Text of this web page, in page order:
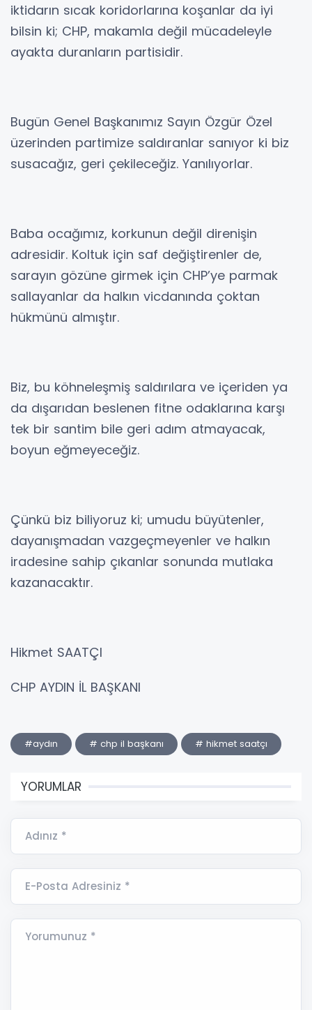
iktidarın sıcak koridorlarına koşanlar da iyi
bilsin ki; CHP, makamla değil mücadeleyle
ayakta duranların partisidir.
Bugün Genel Başkanımız Sayın Özgür Özel
üzerinden partimize saldıranlar sanıyor ki biz
susacağız, geri çekileceğiz. Yanılıyorlar.
Baba ocağımız, korkunun değil direnişin
adresidir. Koltuk için saf değiştirenler de,
sarayın gözüne girmek için CHP’ye parmak
sallayanlar da halkın vicdanında çoktan
hükmünü almıştır.
Biz, bu köhneleşmiş saldırılara ve içeriden ya
da dışarıdan beslenen fitne odaklarına karşı
tek bir santim bile geri adım atmayacak,
boyun eğmeyeceğiz.
Çünkü biz biliyoruz ki; umudu büyütenler,
dayanışmadan vazgeçmeyenler ve halkın
iradesine sahip çıkanlar sonunda mutlaka
kazanacaktır.
Hikmet SAATÇI
CHP AYDIN İL BAŞKANI
#aydın # chp il başkanı # hikmet saatçı
YORUMLAR
Adınız *
E-Posta Adresiniz *
Yorumunuz *